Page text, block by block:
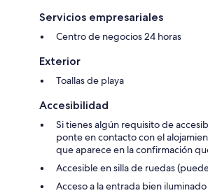
Servicios empresariales
Centro de negocios 24 horas
Exterior
Toallas de playa
Accesibilidad
Si tienes algún requisito de
ponte en contacto con el
que aparece en la confirmación
Accesible en silla de ruedas
Acceso a la entrada bien iluminado